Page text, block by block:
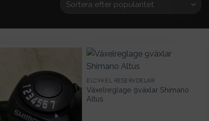
ELCYKEL RESERVDELAR
Växelreglage 9växlar Shimano
Altus